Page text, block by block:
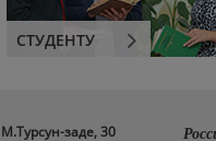
СТУДЕНТУ
заде, 30